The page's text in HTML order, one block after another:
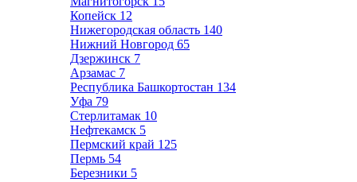
Копейск 12
Нижегородская область 140
Нижний Новгород 65
Дзержинск 7
Арзамас 7
Республика Башкортостан 134
Уфа 79
Стерлитамак 10
Нефтекамск 5
Пермский край 125
Пермь 54
Березники 5